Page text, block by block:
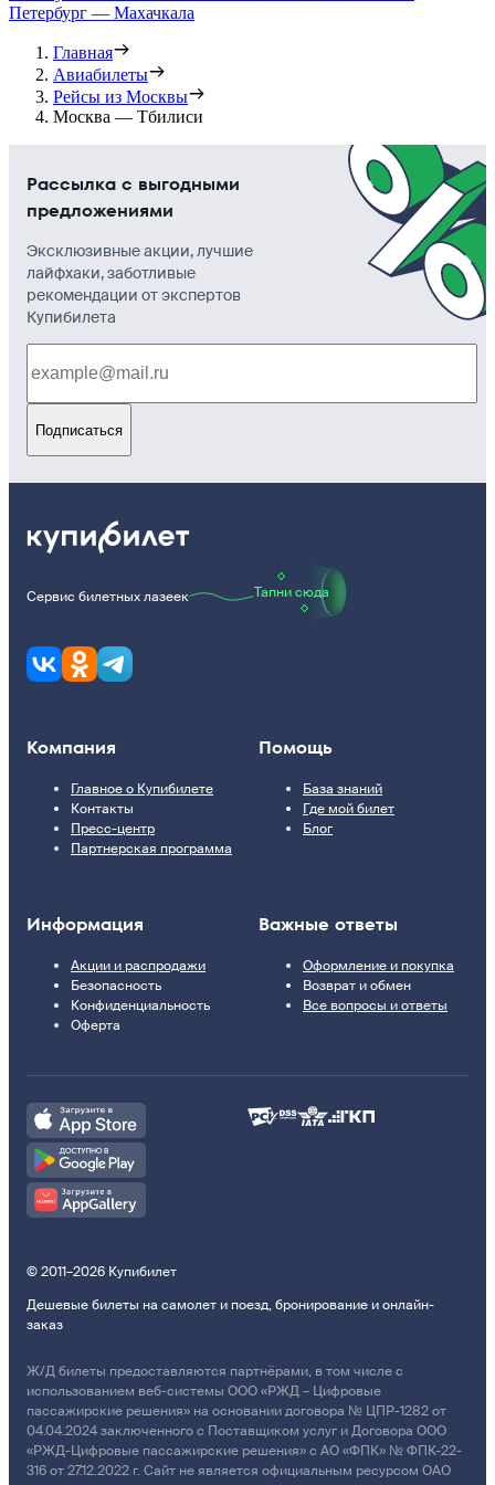
Петербург — Махачкала
Главная
Авиабилеты
Рейсы из Москвы
Москва — Тбилиси
Рассылка с выгодными
предложениями
Эксклюзивные акции, лучшие
лайфхаки, заботливые
рекомендации от экспертов
Купибилета
Подписаться
Сервис билетных лазеек Тапни сюда
Компания
Главное о Купибилете
Контакты
Пресс-центр
Партнерская программа
Помощь
База знаний
Где мой билет
Блог
Информация
Акции и распродажи
Безопасность
Конфиденциальность
Оферта
Важные ответы
Оформление и покупка
Возврат и обмен
Все вопросы и ответы
© 2011–2026 Купибилет
Дешевые билеты на самолет и поезд, бронирование и онлайн-
заказ
Ж/Д билеты предоставляются партнёрами, в том числе с
использованием веб-системы ООО «РЖД – Цифровые
пассажирские решения» на основании договора № ЦПР-1282 от
04.04.2024 заключенного с Поставщиком услуг и Договора ООО
«РЖД-Цифровые пассажирские решения» с АО «ФПК» № ФПК-22-
316 от 27.12.2022 г. Сайт не является официальным ресурсом ОАО